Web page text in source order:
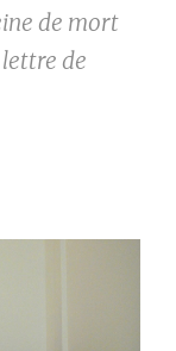
de mort
de